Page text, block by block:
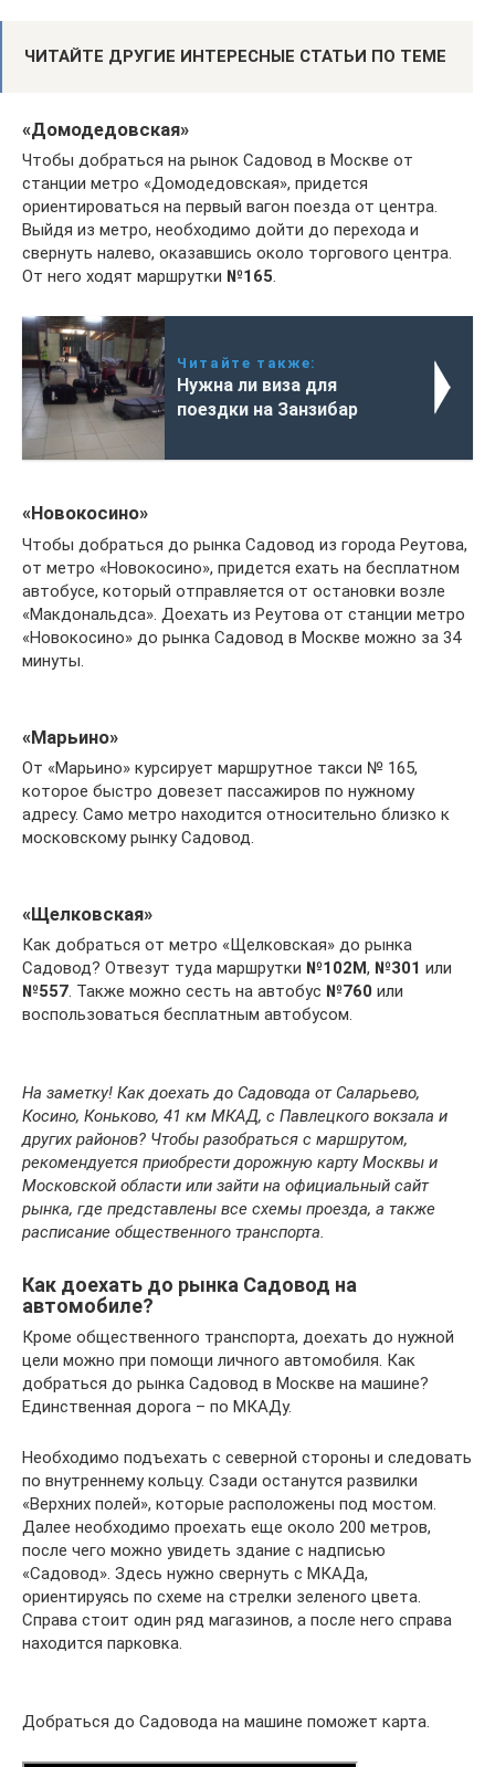
ЧИТАЙТЕ ДРУГИЕ ИНТЕРЕСНЫЕ СТАТЬИ ПО ТЕМЕ
«Домодедовская»
Чтобы добраться на рынок Садовод в Москве от
станции метро «Домодедовская», придется
ориентироваться на первый вагон поезда от центра.
Выйдя из метро, необходимо дойти до перехода и
свернуть налево, оказавшись около торгового центра.
От него ходят маршрутки №165.
Читайте также:
Нужна ли виза для
поездки на Занзибар
«Новокосино»
Чтобы добраться до рынка Садовод из города Реутова,
от метро «Новокосино», придется ехать на бесплатном
автобусе, который отправляется от остановки возле
«Макдональдса». Доехать из Реутова от станции метро
«Новокосино» до рынка Садовод в Москве можно за 34
минуты.
«Марьино»
От «Марьино» курсирует маршрутное такси № 165,
которое быстро довезет пассажиров по нужному
адресу. Само метро находится относительно близко к
московскому рынку Садовод.
«Щелковская»
Как добраться от метро «Щелковская» до рынка
Садовод? Отвезут туда маршрутки №102М, №301 или
№557. Также можно сесть на автобус №760 или
воспользоваться бесплатным автобусом.
На заметку! Как доехать до Садовода от Саларьево,
Косино, Коньково, 41 км МКАД, с Павлецкого вокзала и
других районов? Чтобы разобраться с маршрутом,
рекомендуется приобрести дорожную карту Москвы и
Московской области или зайти на официальный сайт
рынка, где представлены все схемы проезда, а также
расписание общественного транспорта.
Как доехать до рынка Садовод на
автомобиле?
Кроме общественного транспорта, доехать до нужной
цели можно при помощи личного автомобиля. Как
добраться до рынка Садовод в Москве на машине?
Единственная дорога – по МКАДу.
Необходимо подъехать с северной стороны и следовать
по внутреннему кольцу. Сзади останутся развилки
«Верхних полей», которые расположены под мостом.
Далее необходимо проехать еще около 200 метров,
после чего можно увидеть здание с надписью
«Садовод». Здесь нужно свернуть с МКАДа,
ориентируясь по схеме на стрелки зеленого цвета.
Справа стоит один ряд магазинов, а после него справа
находится парковка.
Добраться до Садовода на машине поможет карта.